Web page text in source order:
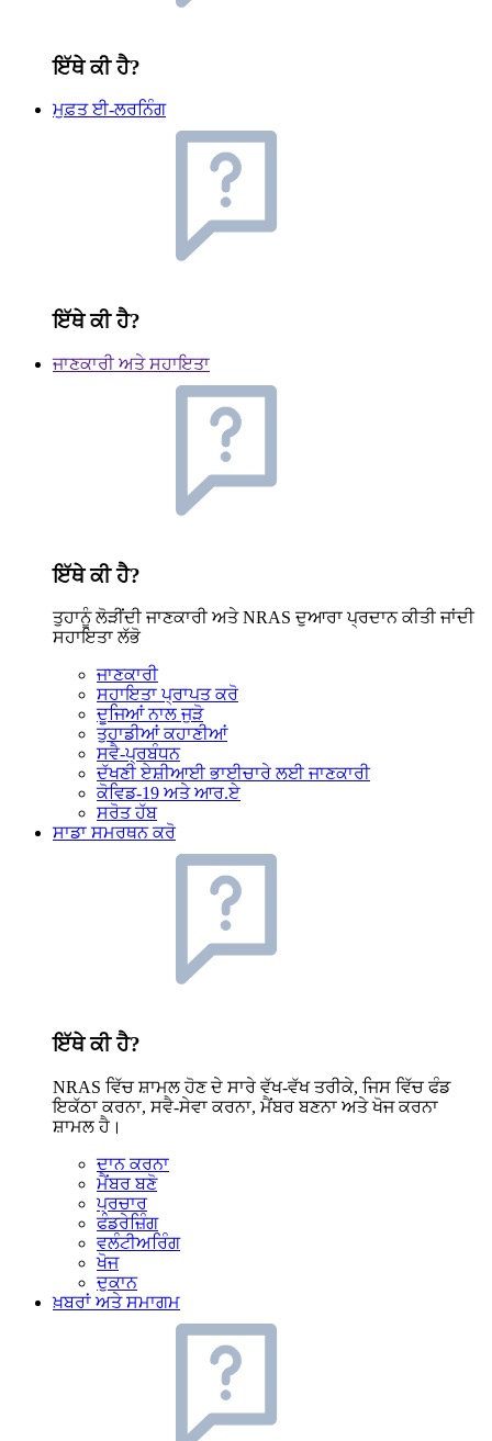
ਇੱਥੇ ਕੀ ਹੈ?
ਮੁਫ਼ਤ ਈ-ਲਰਨਿੰਗ
ਇੱਥੇ ਕੀ ਹੈ?
ਜਾਣਕਾਰੀ ਅਤੇ ਸਹਾਇਤਾ
ਇੱਥੇ ਕੀ ਹੈ?
ਤੁਹਾਨੂੰ ਲੋੜੀਂਦੀ ਜਾਣਕਾਰੀ ਅਤੇ NRAS ਦੁਆਰਾ ਪ੍ਰਦਾਨ ਕੀਤੀ ਜਾਂਦੀ
ਸਹਾਇਤਾ ਲੱਭੋ
ਜਾਣਕਾਰੀ
ਸਹਾਇਤਾ ਪ੍ਰਾਪਤ ਕਰੋ
ਦੂਜਿਆਂ ਨਾਲ ਜੁੜੋ
ਤੁਹਾਡੀਆਂ ਕਹਾਣੀਆਂ
ਸਵੈ-ਪ੍ਰਬੰਧਨ
ਦੱਖਣੀ ਏਸ਼ੀਆਈ ਭਾਈਚਾਰੇ ਲਈ ਜਾਣਕਾਰੀ
ਕੋਵਿਡ-19 ਅਤੇ ਆਰ.ਏ
ਸਰੋਤ ਹੱਬ
ਸਾਡਾ ਸਮਰਥਨ ਕਰੋ
ਇੱਥੇ ਕੀ ਹੈ?
NRAS ਵਿੱਚ ਸ਼ਾਮਲ ਹੋਣ ਦੇ ਸਾਰੇ ਵੱਖ-ਵੱਖ ਤਰੀਕੇ, ਜਿਸ ਵਿੱਚ ਫੰਡ
ਇਕੱਠਾ ਕਰਨਾ, ਸਵੈ-ਸੇਵਾ ਕਰਨਾ, ਮੈਂਬਰ ਬਣਨਾ ਅਤੇ ਖੋਜ ਕਰਨਾ
ਸ਼ਾਮਲ ਹੈ।
ਦਾਨ ਕਰਨਾ
ਮੈਂਬਰ ਬਣੋ
ਪ੍ਰਚਾਰ
ਫੰਡਰੇਜ਼ਿੰਗ
ਵਲੰਟੀਅਰਿੰਗ
ਖੋਜ
ਦੁਕਾਨ
ਖ਼ਬਰਾਂ ਅਤੇ ਸਮਾਗਮ